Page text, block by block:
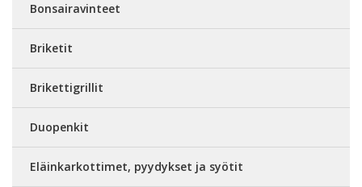
Bonsairavinteet
Briketit
Brikettigrillit
Duopenkit
Eläinkarkottimet, pyydykset ja syötit